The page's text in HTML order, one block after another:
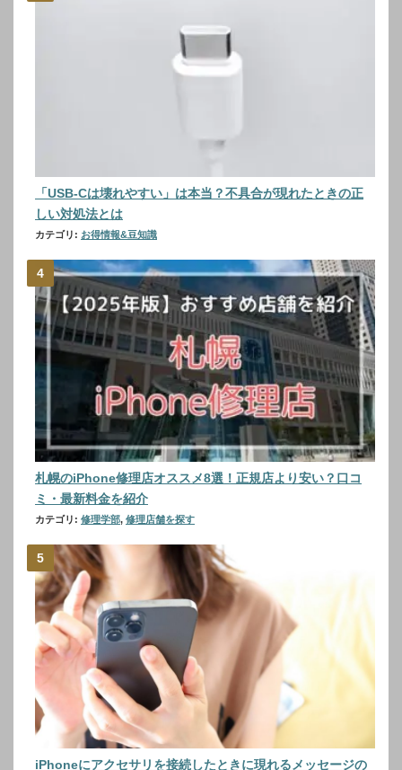
「USB-Cは壊れやすい」は本当？不具合が現れたときの正
しい対処法とは
カテゴリ: お得情報&豆知識
札幌のiPhone修理店オススメ8選！正規店より安い？口コ
ミ・最新料金を紹介
カテゴリ: 修理学部, 修理店舗を探す
iPhoneにアクセサリを接続したときに現れるメッセージの